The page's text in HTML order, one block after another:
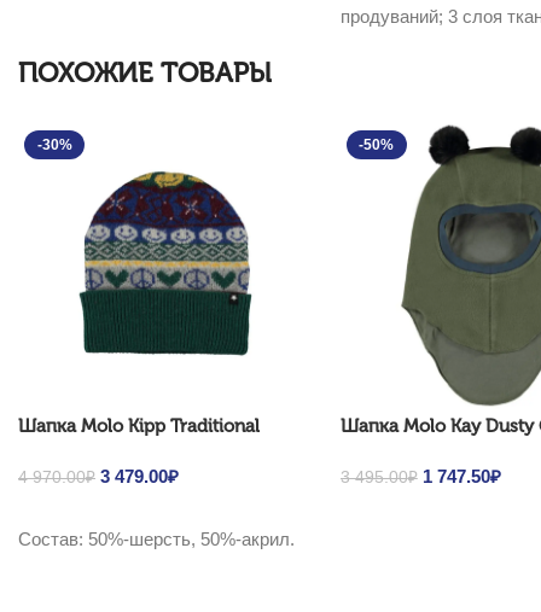
продуваний; 3 слоя
ПОХОЖИЕ ТОВАРЫ
-30%
Шапка Molo Kipp Traditional
4 970.00₽ Original price was: 4
3 479.00₽
Состав: 50%-шерсть, 50%-акрил.
-50%
Шапка Molo Kay Dusty
3 495.00₽ Original price
1 747.50₽